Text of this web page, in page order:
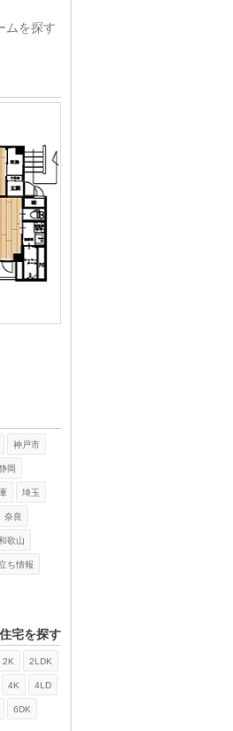
ムを探す
神戸市
岡
埼玉
奈良
歌山
ち情報
宅を探す
2K 2LDK
4K 4LD
6DK